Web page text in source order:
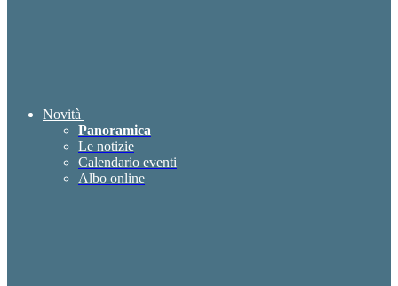
Novità
Panoramica
Le notizie
Calendario eventi
Albo online